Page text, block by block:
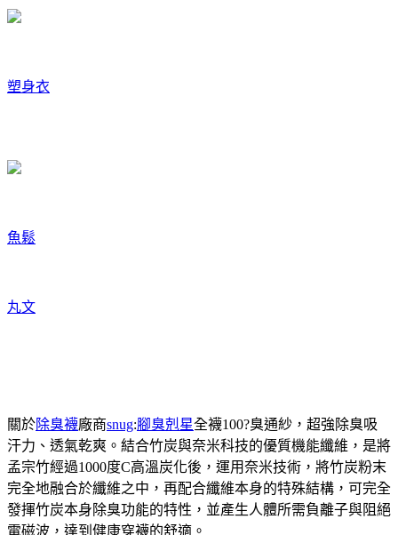
塑身衣
魚鬆
丸文
關於除臭襪廠商snug:腳臭剋星全襪100?臭通紗，超強除臭吸
汗力、透氣乾爽。結合竹炭與奈米科技的優質機能纖維，是將
孟宗竹經過1000度C高溫炭化後，運用奈米技術，將竹炭粉末
完全地融合於纖維之中，再配合纖維本身的特殊結構，可完全
發揮竹炭本身除臭功能的特性，並產生人體所需負離子與阻絕
電磁波，達到健康穿襪的舒適。